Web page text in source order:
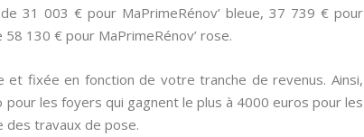
31 003 € pour MaPrimeRénov’ bleue, 37 739 € pour
130 € pour MaPrimeRénov’ rose.
fixée en fonction de votre tranche de revenus. Ainsi,
les foyers qui gagnent le plus à 4000 euros pour les
travaux de pose.